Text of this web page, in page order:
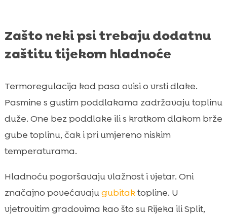
Zašto neki psi trebaju dodatnu
zaštitu tijekom hladnoće
Termoregulacija kod pasa ovisi o vrsti dlake.
Pasmine s gustim poddlakama zadržavaju toplinu
duže. One bez poddlake ili s kratkom dlakom brže
gube toplinu, čak i pri umjereno niskim
temperaturama.
Hladnoću pogoršavaju vlažnost i vjetar. Oni
značajno povećavajugubitaktopline. U
vjetrovitim gradovima kao što su Rijeka ili Split,